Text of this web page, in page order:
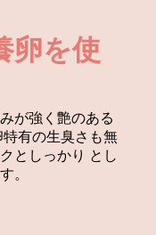
卵を使
が強く艶のある
特有の生臭さも無
としっかり とし
。